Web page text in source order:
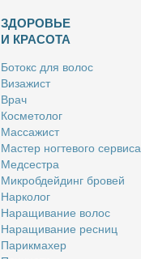
ЗДОРОВЬЕ
И КРАСОТА
Бо­токс для во­лос
Ви­за­жист
Врач
Кос­ме­то­лог
Мас­са­жист
Ма­стер ног­те­во­го сер­ви­са
Мед­сест­ра
Мик­роб­дей­динг бро­вей
Нар­ко­лог
На­ра­щи­ва­ние во­лос
На­ра­щи­ва­ние рес­ниц
Па­рик­махер